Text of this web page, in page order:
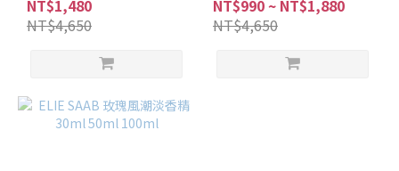
ELIE
NT$1,480
NT$4,650
NT$990 ~ NT$1,880
NT$4,650